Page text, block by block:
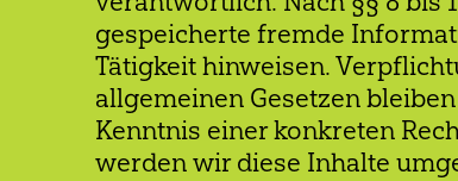
gespeicherte fremde
Tätigkeit hinweisen.
allgemeinen Gesetzen
Kenntnis einer konkreten
werden wir diese Inhalte